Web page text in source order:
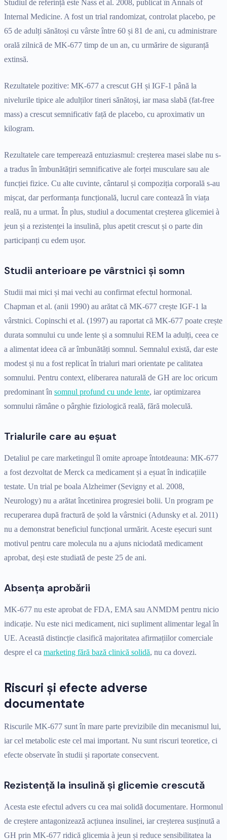
Studiul de referință este Nass et al. 2008, publicat în Annals of
Internal Medicine. A fost un trial randomizat, controlat placebo, pe
65 de adulți sănătoși cu vârste între 60 și 81 de ani, cu administrare
orală zilnică de MK-677 timp de un an, cu urmărire de siguranță
extinsă.
Rezultatele pozitive: MK-677 a crescut GH și IGF-1 până la
nivelurile tipice ale adulților tineri sănătoși, iar masa slabă (fat-free
mass) a crescut semnificativ față de placebo, cu aproximativ un
kilogram.
Rezultatele care temperează entuziasmul: creșterea masei slabe nu s-
a tradus în îmbunătățiri semnificative ale forței musculare sau ale
funcției fizice. Cu alte cuvinte, cântarul și compoziția corporală s-au
mișcat, dar performanța funcțională, lucrul care contează în viața
reală, nu a urmat. În plus, studiul a documentat creșterea glicemiei à
jeun și a rezistenței la insulină, plus apetit crescut și o parte din
participanți cu edem ușor.
Studii anterioare pe vârstnici și somn
Studii mai mici și mai vechi au confirmat efectul hormonal.
Chapman et al. (anii 1990) au arătat că MK-677 crește IGF-1 la
vârstnici. Copinschi et al. (1997) au raportat că MK-677 poate crește
durata somnului cu unde lente și a somnului REM la adulți, ceea ce
a alimentat ideea că ar îmbunătăți somnul. Semnalul există, dar este
modest și nu a fost replicat în trialuri mari orientate pe calitatea
somnului. Pentru context, eliberarea naturală de GH are loc oricum
predominant în somnul profund cu unde lente, iar optimizarea
somnului rămâne o pârghie fiziologică reală, fără moleculă.
Trialurile care au eșuat
Detaliul pe care marketingul îl omite aproape întotdeauna: MK-677
a fost dezvoltat de Merck ca medicament și a eșuat în indicațiile
testate. Un trial pe boala Alzheimer (Sevigny et al. 2008,
Neurology) nu a arătat încetinirea progresiei bolii. Un program pe
recuperarea după fractură de șold la vârstnici (Adunsky et al. 2011)
nu a demonstrat beneficiul funcțional urmărit. Aceste eșecuri sunt
motivul pentru care molecula nu a ajuns niciodată medicament
aprobat, deși este studiată de peste 25 de ani.
Absența aprobării
MK-677 nu este aprobat de FDA, EMA sau ANMDM pentru nicio
indicație. Nu este nici medicament, nici supliment alimentar legal în
UE. Această distincție clasifică majoritatea afirmațiilor comerciale
despre el ca marketing fără bază clinică solidă, nu ca dovezi.
Riscuri și efecte adverse
documentate
Riscurile MK-677 sunt în mare parte previzibile din mecanismul lui,
iar cel metabolic este cel mai important. Nu sunt riscuri teoretice, ci
efecte observate în studii și raportate consecvent.
Rezistență la insulină și glicemie crescută
Acesta este efectul advers cu cea mai solidă documentare. Hormonul
de creștere antagonizează acțiunea insulinei, iar creșterea susținută a
GH prin MK-677 ridică glicemia à jeun și reduce sensibilitatea la